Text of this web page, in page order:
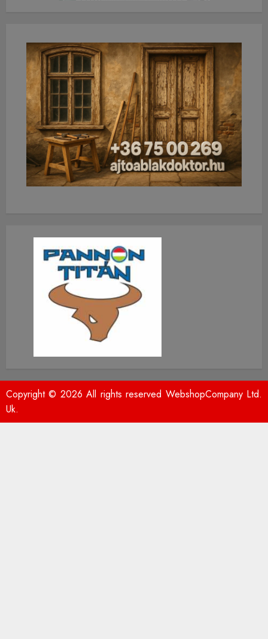
Copyright © 2026 All rights reserved WebshopCompany Ltd.
Uk.